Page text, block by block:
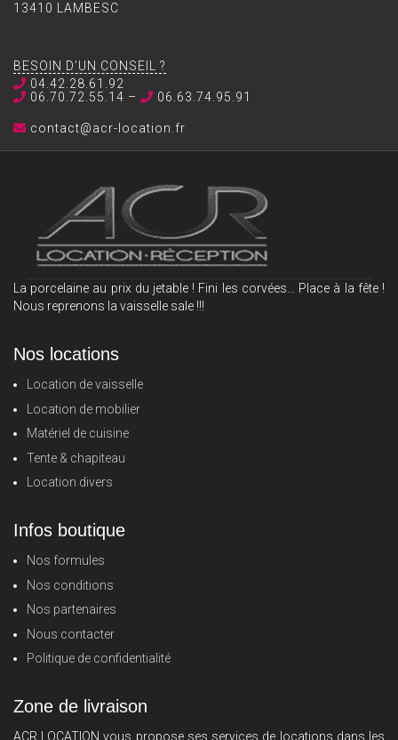
13410 LAMBESC
BESOIN D’UN CONSEIL ?
04.42.28.61.92
06.70.72.55.14 –
06.63.74.95.91
contact@acr-location.fr
La porcelaine au prix du jetable ! Fini les corvées… Place à la fête !
Nous reprenons la vaisselle sale !!!
Nos locations
Location de vaisselle
Location de mobilier
Matériel de cuisine
Tente & chapiteau
Location divers
Infos boutique
Nos formules
Nos conditions
Nos partenaires
Nous contacter
Politique de confidentialité
Zone de livraison
ACR LOCATION vous propose ses services de locations dans les